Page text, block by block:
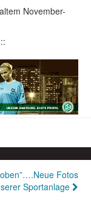
November-
Fotos
Sportanlage